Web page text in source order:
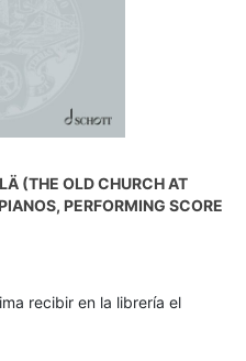
(THE OLD CHURCH AT
PERFORMING SCORE
recibir en la librería el